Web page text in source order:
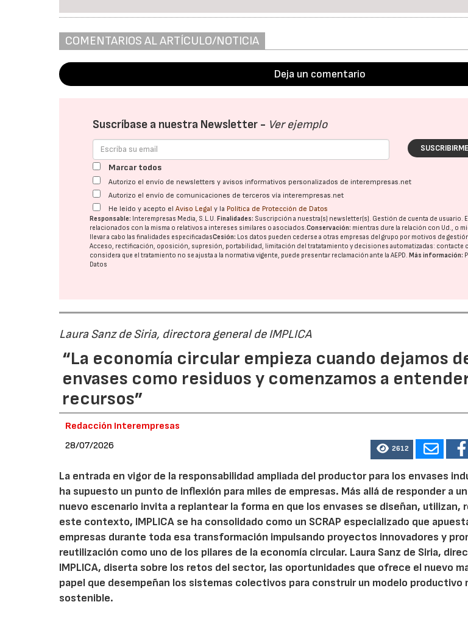
COMENTARIOS AL ARTÍCULO/NOTICIA
Deja un comentario
Suscríbase a nuestra Newsletter - Ver ejemplo
Marcar todos
Autorizo el envío de newsletters y avisos informativos personalizados de interempresas.net
Autorizo el envío de comunicaciones de terceros vía interempresas.net
He leído y acepto elAviso Legal y la Política de Protección de Datos
Responsable: Interempresas Media, S.L.U.Finalidades: Suscripción a nuestra(s) newsletter(s). Gestión de cuenta de usuario.
relacionados con la misma o relativos a intereses similares o asociados.Conservación: mientras dure la relación con Ud., o
llevar a cabo las finalidades especificadasCesión: Los datos pueden cederse a otras empresas del grupo por motivos de
Acceso, rectificación, oposición, supresión, portabilidad, limitación del tratatamiento y decisiones automatizadas: contacte
considera que el tratamiento no se ajusta a la normativa vigente, puede presentar reclamación ante laAEPD.Más información:
Datos
Laura Sanz de Siria, directora general de IMPLICA
“La economía circular empieza cuando dejamos
envases como residuos y comenzamos a
recursos”
Redacción Interempresas
28/07/2026
2612
La entrada en vigor de la responsabilidad ampliada del productor para los envases
ha supuesto un punto de inflexión para miles de empresas. Más allá de responder a
nuevo escenario invita a replantear la forma en que los envases se diseñan, utilizan,
este contexto, IMPLICA se ha consolidado como un SCRAP especializado que
empresas durante toda esa transformación impulsando proyectos innovadores y
reutilización como uno de los pilares de la economía circular. Laura Sanz de Siria,
IMPLICA, diserta sobre los retos del sector, las oportunidades que ofrece el nuevo
papel que desempeñan los sistemas colectivos para construir un modelo productivo
sostenible.